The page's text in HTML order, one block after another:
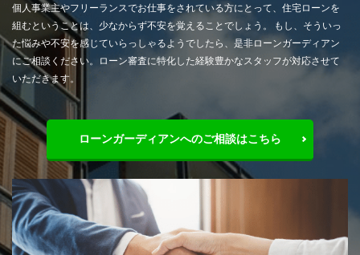
個人事業主やフリーランスでお仕事をされている方にとって、住宅ローンを
組むということは、少なからず不安を覚えることでしょう。 もし、そういっ
た悩みや不安を感じていらっしゃるようでしたら、是非ローンガーディアン
にご相談ください。ローン審査に特化した経験豊かなスタッフが対応させて
いただきます。
ローンガーディアンへのご相談はこちら